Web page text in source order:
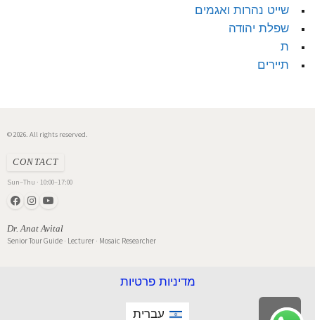
שייט נהרות ואגמים
שפלת יהודה
ת
תיירים
© 2026. All rights reserved.
CONTACT
Sun–Thu · 10:00–17:00
Dr. Anat Avital
Senior Tour Guide · Lecturer · Mosaic Researcher
גלילה
מדיניות פרטיות
עברית